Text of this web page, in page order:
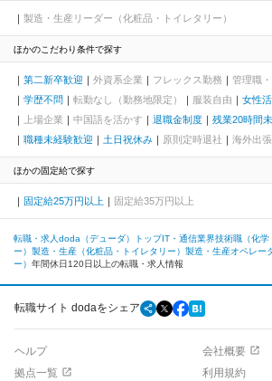
製造・生産リーダー（化粧品・トイレタリー）
ほかのこだわり条件で探す
第二新卒歓迎 外資系企業 フレックス勤務 管理職
学歴不問
転勤なし（勤務地限定） 服装自由 女性
上場企業
中国語を活かす 退職金制度 残業20時間
職種未経験歓迎
土日祝休み 原則定時退社 海外出張
ほかの固定給で探す
固定給25万円以上 固定給35万円以上
転職・求人doda（デューダ）トップIT・通信業界技術職（化学
ー） 製造・生産（化粧品・トイレタリー） 製造・生産オペレー
ー） 年間休日120日以上の転職・求人情報
転職サイト dodaをシェア
ヘルプ
会社概要
拠点一覧
利用規約